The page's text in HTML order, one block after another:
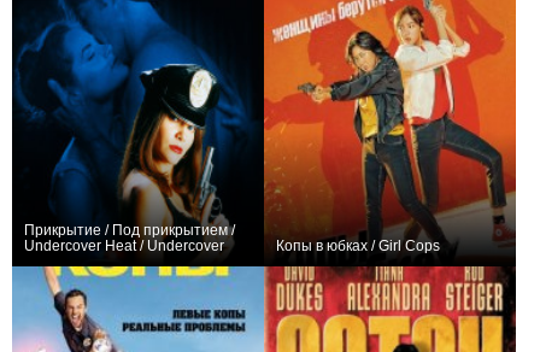
Прикрытие / Под прикрытием /
Undercover Heat / Undercover
Копы в юбках / Girl Cops